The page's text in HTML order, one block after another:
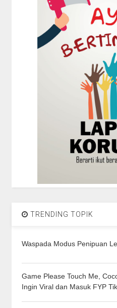
TRENDING TOPIK
Waspada Modus Penipuan
Game Please Touch Me,
Ingin Viral dan Masuk FYP